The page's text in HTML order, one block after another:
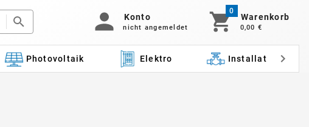
Konto
nicht angemeldet
0
Warenkorb
0,00 €
Photovoltaik Elektro Installation